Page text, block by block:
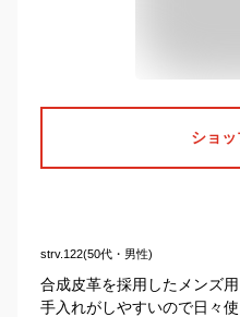
ショ
strv.122(50代・男性)
合成皮革を採用したメンズ
手入れがしやすいので日々